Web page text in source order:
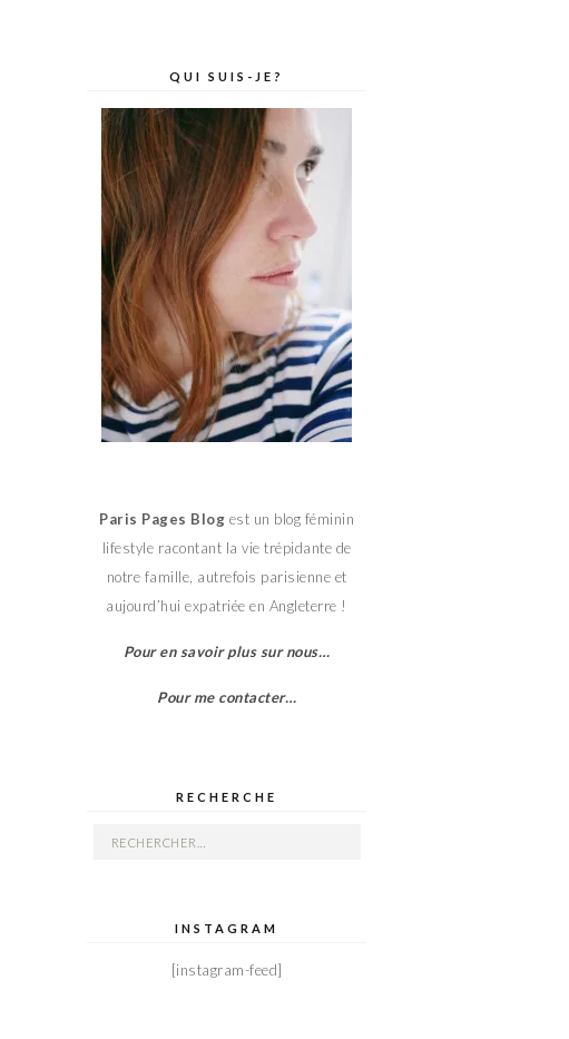
QUI SUIS-JE?
Paris Pages Blog est un blog féminin
lifestyle racontant la vie trépidante de
notre famille, autrefois parisienne et
aujourd’hui expatriée en Angleterre !
Pour en savoir plus sur nous…
Pour me contacter…
RECHERCHE
Rechercher :
INSTAGRAM
[instagram-feed]